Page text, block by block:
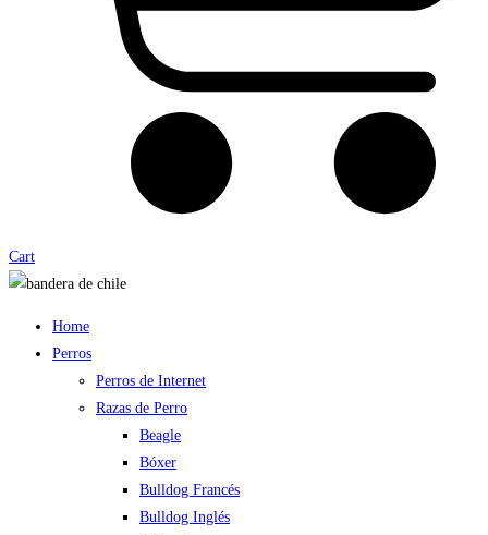
Cart
Home
Perros
Perros de Internet
Razas de Perro
Beagle
Bóxer
Bulldog Francés
Bulldog Inglés